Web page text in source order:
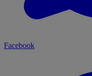
Facebook